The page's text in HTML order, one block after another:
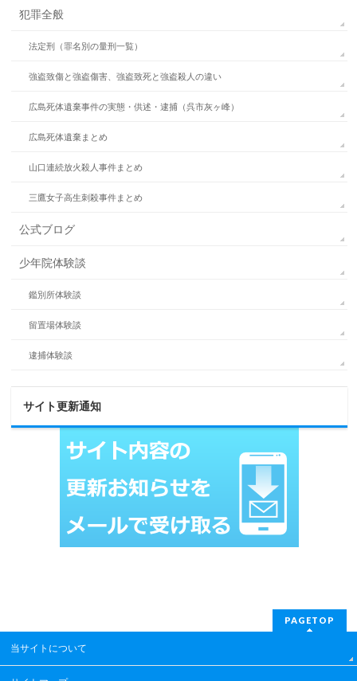
犯罪全般
法定刑（罪名別の量刑一覧）
強盗致傷と強盗傷害、強盗致死と強盗殺人の違い
広島死体遺棄事件の実態・供述・逮捕（呉市灰ヶ峰）
広島死体遺棄まとめ
山口連続放火殺人事件まとめ
三鷹女子高生刺殺事件まとめ
公式ブログ
少年院体験談
鑑別所体験談
留置場体験談
逮捕体験談
サイト更新通知
PAGETOP
当サイトについて